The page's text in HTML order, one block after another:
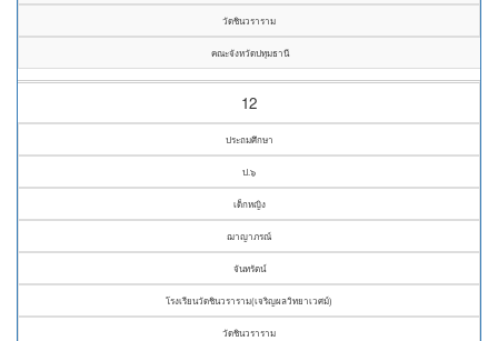
วัดชินวราราม
คณะจังหวัดปทุมธานี
12
ประถมศึกษา
ป.๖
เด็กหญิง
ฌาญาภรณ์
จันทรัตน์
โรงเรียนวัดชินวราราม(เจริญผลวิทยาเวศม์)
วัดชินวราราม